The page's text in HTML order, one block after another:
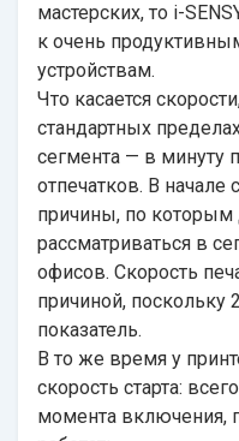
мастерских, то i-
к очень
устройствам.
Что касается
стандартных
сегмента — в минуту
отпечатков. В начале
причины, по
рассматриваться в
офисов. Скорость
причиной, поскольку
показатель.
В то же время у
скорость старта:
момента включения,